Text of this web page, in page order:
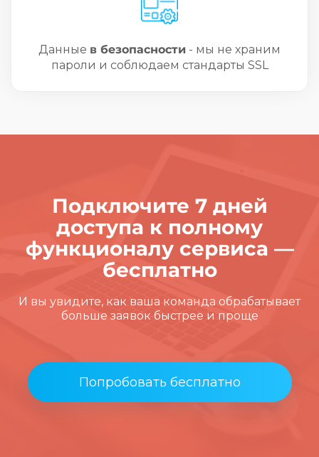
Данные в безопасности - мы не храним
пароли и соблюдаем стандарты SSL
Подключите 7 дней
доступа к полному
функционалу сервиса —
бесплатно
И вы увидите, как ваша команда обрабатывает
больше заявок быстрее и проще
Попробовать бесплатно